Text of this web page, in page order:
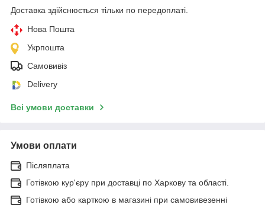
Доставка здійснюється тільки по передоплаті.
Нова Пошта
Укрпошта
Самовивіз
Delivery
Всі умови доставки
Умови оплати
Післяплата
Готівкою кур'єру при доставці по Харкову та області.
Готівкою або карткою в магазині при самовивезенні